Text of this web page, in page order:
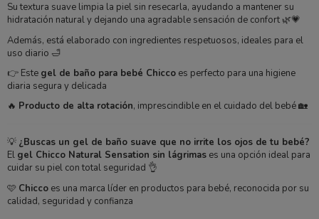
Su textura suave limpia la piel sin resecarla, ayudando a mantener su
hidratación natural y dejando una agradable sensación de confort 🌿💗
Además, está elaborado con ingredientes respetuosos, ideales para el
uso diario 🛁
👉 Este gel de baño para bebé Chiccoes perfecto para una higiene
diaria segura y delicada
🔥 Producto de alta rotación, imprescindible en el cuidado del bebé 🏡
💡 ¿Buscas un gel de baño suave que no irrite los ojos de tu bebé?
El gel Chicco Natural Sensation sin lágrimases una opción ideal para
cuidar su piel con total seguridad 👌
🩷 Chiccoes una marca líder en productos para bebé, reconocida por su
calidad, seguridad y confianza